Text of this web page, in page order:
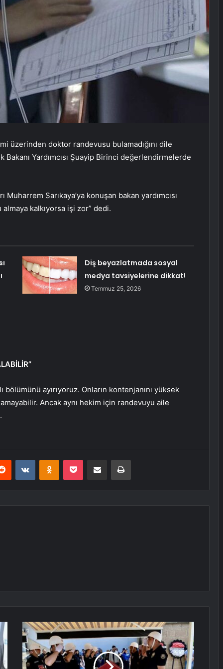
üzerinden doktor randevusu bulamadığını dile
Yardımcısı Şuayip Birinci değerlendirmelerde
Sarıkaya’ya konuşan bakan yardımcısı
kalkıyorsa işi zor” dedi.
Diş beyazlatmada sosyal
medya tavsiyelerine dikkat!
Temmuz 25, 2026
ayırıyoruz. Onların kontenjanını yüksek
Ancak aynı hekim için randevuyu aile
Reddit VKontakteOdnoklassniki
Pocket E-Posta ile paylaş Yazdır